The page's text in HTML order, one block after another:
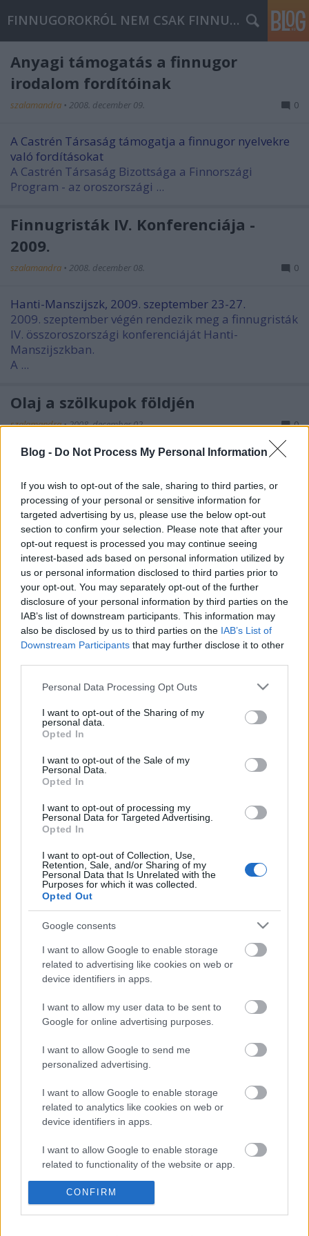
Blog - Do Not Process My Personal Information
If you wish to opt-out of the sale, sharing to third parties, or
processing of your personal or sensitive information for
targeted advertising by us, please use the below opt-out
section to confirm your selection. Please note that after your
opt-out request is processed you may continue seeing
interest-based ads based on personal information utilized by
us or personal information disclosed to third parties prior to
your opt-out. You may separately opt-out of the further
disclosure of your personal information by third parties on the
IAB’s list of downstream participants. This information may
also be disclosed by us to third parties on the IAB’s List of
Downstream Participants that may further disclose it to other
Please note that this website/app uses one or more Google
not limited to your visit or usage behaviour. You may click to
grant or deny consent to Google and its third-party tags to
use your data for below specified purposes in below Google
consent section.
Personal Data Processing Opt Outs
I want to opt-out of the Sharing of my
personal data.
Opted In
I want to opt-out of the Sale of my
Personal Data.
Opted In
I want to opt-out of processing my
Personal Data for Targeted Advertising.
Opted In
I want to opt-out of Collection, Use,
Retention, Sale, and/or Sharing of my
Personal Data that Is Unrelated with the
Purposes for which it was collected.
Opted Out
Google consents
I want to allow Google to enable storage
related to advertising like cookies on web or
device identifiers in apps.
I want to allow my user data to be sent to
Google for online advertising purposes.
I want to allow Google to send me
personalized advertising.
I want to allow Google to enable storage
related to analytics like cookies on web or
device identifiers in apps.
I want to allow Google to enable storage
related to functionality of the website or app.
I want to allow Google to enable storage
related to personalization.
CONFIRM
FINNUGOROKRÓL NEM CSAK FINNUGOROKNAK
Anyagi támogatás a finnugor
irodalom fordítóinak
szalamandra • 2008. december 09. 0
A Castrén Társaság támogatja a finnugor nyelvekre
való fordításokat
A Castrén Társaság Bizottsága a Finnországi
Program - az oroszországi ...
Finnugristák IV. Konferenciája -
2009.
szalamandra • 2008. december 08. 0
Hanti-Manszijszk, 2009. szeptember 23-27.
2009. szeptember végén rendezik meg a finnugristák
IV. összoroszországi konferenciáját Hanti-
Manszijszkban.
A ...
Olaj a szölkupok földjén
szalamandra•2008. december 02. 0
A " Сургутнефтегаз" Kft. három területen végezne próbafúrásokat
Krasznoszelkup-ba ...
Finnugor színházfesztivál Joskar-
Olában II.
szalamandra•2008. december 01.
Egy korábbi írásban márhírt adtunka készülő
színházfesztiválról. Lássuk hát az eredményt is:
A Karjalai Nemzeti Színház kapta a finnugor ...
Új orosz nyelvű műsorok az észt tévében
es csatornán játsza az észt tévé (ETV2). Ebbe az ...
Naptár - három karjalai
nyelvjárásban
Karjalában először adnak ki naptárt karjalai nyelven
A 2009-es naptár három karjalai nyelvváltozatban
olvasható: általános karjalai, livvikovói ...
Szavin-szótár
szalamandra•2008. november 25.
Komiföldön Szavin-szótár és művek többkötetes
Hangzott el az igény "Az egyén szerepe a nemzeti
kultúrák ...
Számi rap
szalamandra•2008. november 20.
Norvég-lapp zene a BabelRapen
foglalkozó internetes magazin. Céljuk, hogy
bemutassák a hip-hop stílust a ...